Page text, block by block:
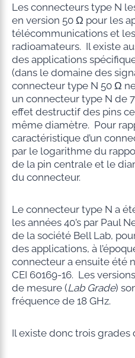
Les connecteurs type N
en version 50 Ω pour les
télécommunications et
radioamateurs. Il existe
des applications
(dans le domaine des
connecteur type N 50 Ω
un connecteur type N de
effet destructif des pins
même diamètre. Pour
caractéristique d’un
par le logarithme du
de la pin centrale et le
du connecteur.
Le connecteur type N a
les années 40’s par Paul
de la société Bell Lab,
des applications, à
connecteur a ensuite été
CEI 60169-16. Les
de mesure (Lab Grade)
fréquence de 18 GHz.
Il existe donc trois grades